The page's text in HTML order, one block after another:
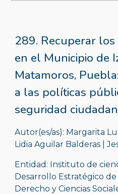
289. Recuperar
en el Municipio de
Matamoros,
a las políticas
seguridad
Autor(es/as): Margarita
Lidia Aguilar Balderas |
Entidad: Instituto de
Desarrollo Estratégico
Derecho y Ciencias